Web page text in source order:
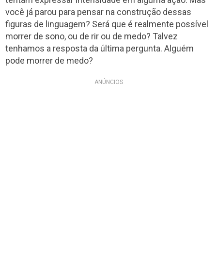
você já parou para pensar na construção dessas
figuras de linguagem? Será que é realmente possível
morrer de sono, ou de rir ou de medo? Talvez
tenhamos a resposta da última pergunta. Alguém
pode morrer de medo?
ANÚNCIOS